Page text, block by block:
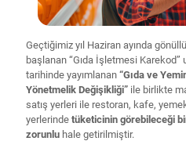
Geçtiğimiz yıl Haziran ayında
başlanan “Gıda İşletmesi Karekod”
tarihinde yayımlanan “Gıda ve
Yönetmelik Değişikliği” ile birlikte
satış yerleri ile restoran, kafe,
yerlerinde tüketicinin görebileceği
zorunlu hale getirilmiştir.